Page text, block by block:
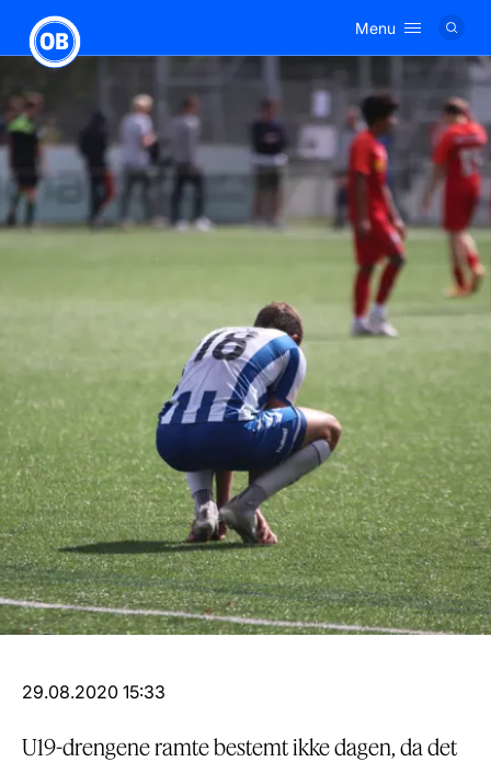
Logo
Menu
29.08.2020 15:33
U19-drengene ramte bestemt ikke dagen, da det